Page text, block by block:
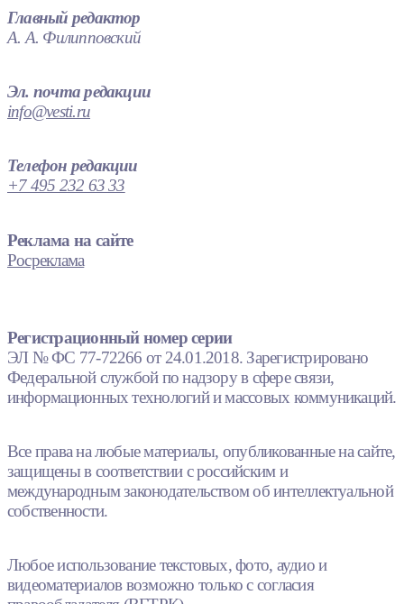
Главный редактор
А. А. Филипповский
Эл. почта редакции
info@vesti.ru
Телефон редакции
+7 495 232 63 33
Реклама на сайте
Росреклама
Регистрационный номер серии
ЭЛ № ФС 77-72266 от 24.01.2018. Зарегистрировано
Федеральной службой по надзору в сфере связи,
информационных технологий и массовых коммуникаций.
Все права на любые материалы, опубликованные на сайте,
защищены в соответствии с российским и
международным законодательством об интеллектуальной
собственности.
Любое использование текстовых, фото, аудио и
видеоматериалов возможно только с согласия